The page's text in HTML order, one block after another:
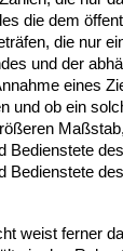
die dem
die nur
und der
ei­nes
und ob ein
Be­diens­te­te
Be­diens­te­te
weist fer­ner